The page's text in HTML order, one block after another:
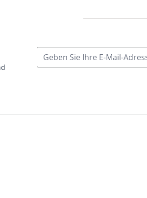
E-Mailadresse